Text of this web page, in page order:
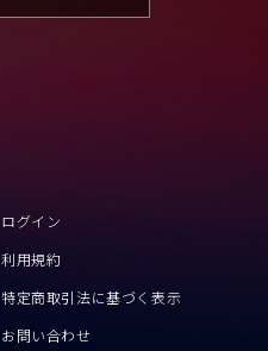
ログイン
利用規約
特定商取引法に基づく表示
お問い合わせ